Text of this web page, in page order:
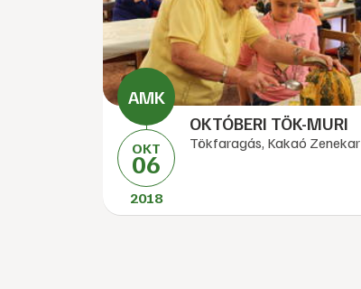
OKT
06
2018
OKTÓBERI TÖK-MURI
Tökfaragás, Kakaó Zenekar